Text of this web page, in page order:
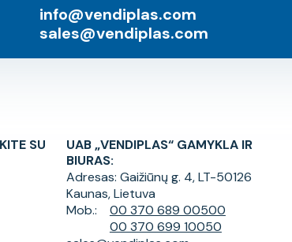
info@vendiplas.com
sales@vendiplas.com
SU
UAB „VENDIPLAS“ GAMYKLA IR
BIURAS:
Adresas: Gaižiūnų g. 4, LT-50126
Kaunas, Lietuva
Mob.:
00 370 689 00500
00 370 699 10050